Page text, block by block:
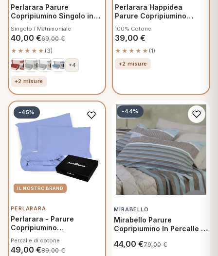
Perlarara Parure
Copripiumino Singolo in
Caldo Cotone Bicolor -
Terracotta
Singolo / Matrimoniale
40,00 €69,00€
★★★★★ (3)
+4
+2 misure
Perlarara Happidea
Parure Copripiumino
Unita Bianco
100% Cotone
39,00 €
★★★★★ (1)
+2 misure
-45%
PERLARARA
Perlarara - Parure
Copripiumino
Tinta Unita - Azzurro
Percalle di cotone
49,00 €89,00€
-44%
MIRABELLO
Mirabello Parure
Copripiumino In Percalle di
M56
44,00 €79,00€